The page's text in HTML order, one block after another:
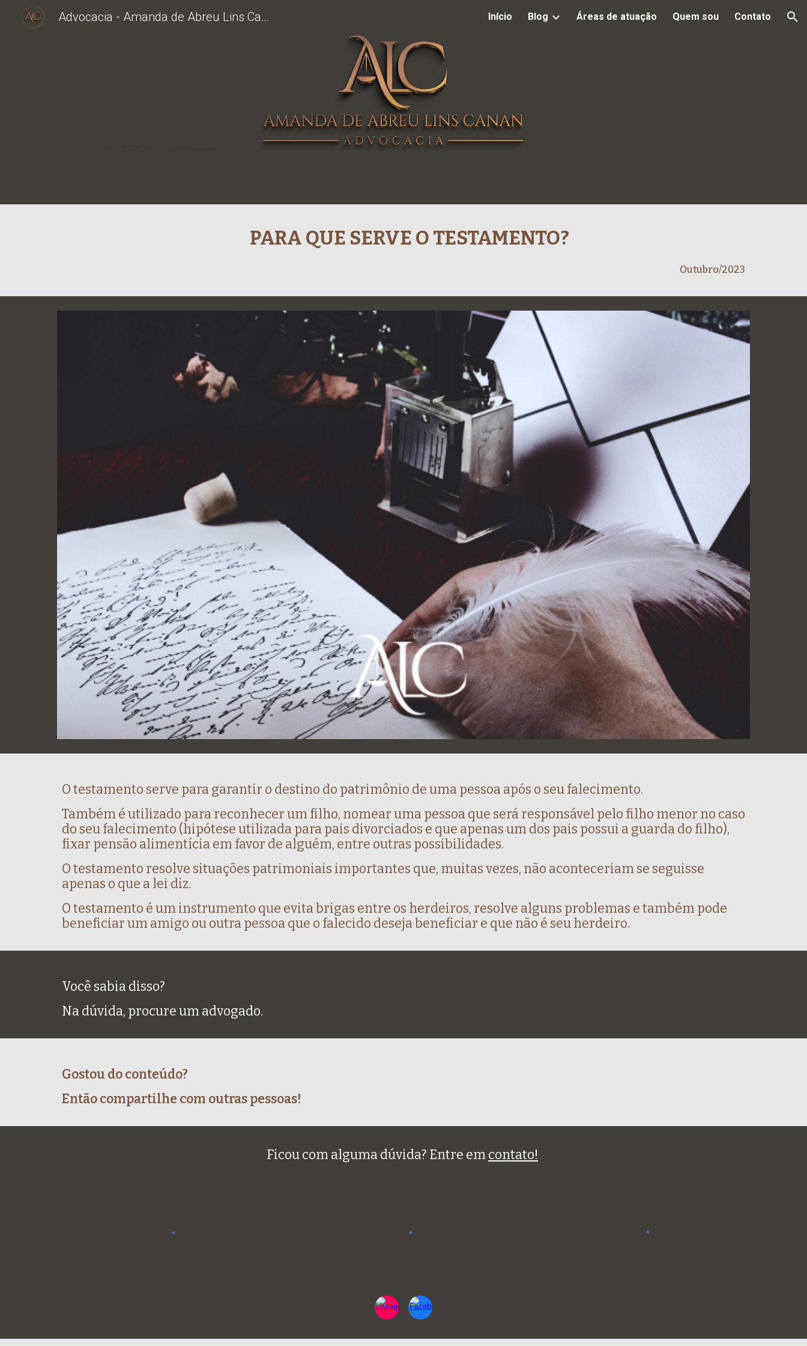
Skip to main content Skip to navigation
Advocacia - Amanda de Abreu Lins Canan Início Blog Áreas de atuação Quem sou Contato
PARA QUE SERVE O TESTAMENTO?
Outubro/2023
O testamento serve para garantir o destino do patrimônio de uma pessoa após o seu falecimento.
Também é utilizado para reconhecer um filho, nomear uma pessoa que será responsável pelo filho menor no caso
do seu falecimento (hipótese utilizada para pais divorciados e que apenas um dos pais possui a guarda do filho),
fixar pensão alimentícia em favor de alguém, entre outras possibilidades.
O testamento resolve situações patrimoniais importantes que, muitas vezes, não aconteceriam se seguisse
apenas o que a lei diz.
O testamento é um instrumento que evita brigas entre os herdeiros, resolve alguns problemas e também pode
beneficiar um amigo ou outra pessoa que o falecido deseja beneficiar e que não é seu herdeiro.
Você sabia disso?
Na dúvida, procure um advogado.
Gostou do conteúdo?
Então compartilhe com outras pessoas!
Ficou com alguma dúvida? Entre em contato!